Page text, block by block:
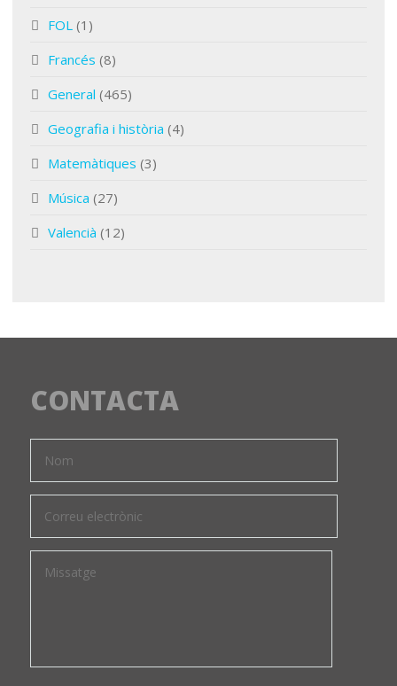
FOL (1)
Francés (8)
General (465)
Geografia i història (4)
Matemàtiques (3)
Música (27)
Valencià (12)
CONTACTA